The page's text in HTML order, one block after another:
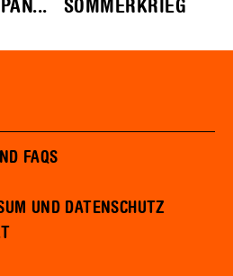
SOMMERKRIEG
FAQS
UND DATENSCHUTZ